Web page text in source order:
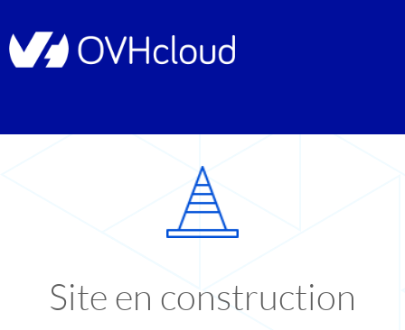
Site en construction